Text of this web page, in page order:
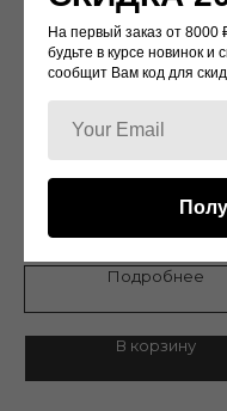
Дизайн: Valentino
Подробнее
В корзину
© 2022 WATCH-
Возврат и
Политика
г.Москва, Улица
На первый заказ от 8000
будьте в курсе новинок
сообщит Вам код для